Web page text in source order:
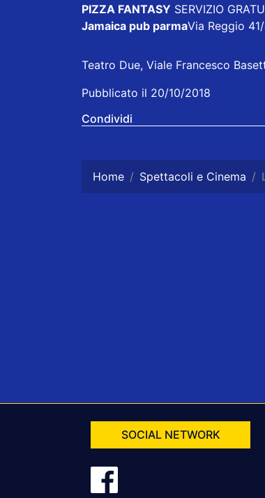
PIZZA FANTASY SERVIZIO
Jamaica pub parmaVia Reggio
Teatro Due, Viale Francesco
Pubblicato il 20/10/2018
Condividi
Home Spettacoli e Cinema
SOCIAL NETWORK